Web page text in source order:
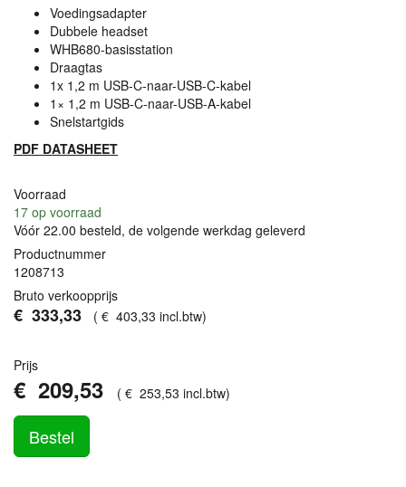
Voedingsadapter
Dubbele headset
WHB680-basisstation
Draagtas
1x 1,2 m USB-C-naar-USB-C-kabel
1× 1,2 m USB-C-naar-USB-A-kabel
Snelstartgids
PDF DATASHEET
Voorraad
17 op voorraad
Vóór 22.00 besteld, de volgende werkdag geleverd
Productnummer
1208713
Bruto verkoopprijs
€ 333,33 ( € 403,33 incl.btw)
Prijs
€ 209,53 ( € 253,53 incl.btw)
Bestel